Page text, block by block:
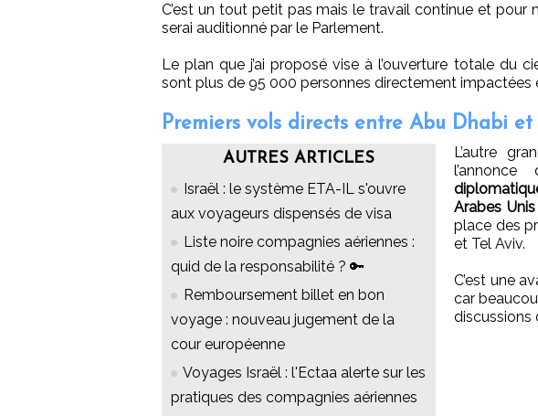
C’est un tout petit pas mais le travail continue et pour
serai auditionné par le Parlement.
Le plan que j’ai proposé vise à l’ouverture totale du
sont plus de 95 000 personnes directement impactées
Premiers vols directs entre Abu Dhabi et
AUTRES ARTICLES
Israël : le système ETA-IL s'ouvre
aux voyageurs dispensés de visa
Liste noire compagnies aériennes :
quid de la responsabilité ? 🔑
Remboursement billet en bon
voyage : nouveau jugement de la
cour européenne
Voyages Israël : l'Ectaa alerte sur les
pratiques des compagnies aériennes
L’autre
Arabes
place des
et Tel Aviv.
C’est une
car
discussions